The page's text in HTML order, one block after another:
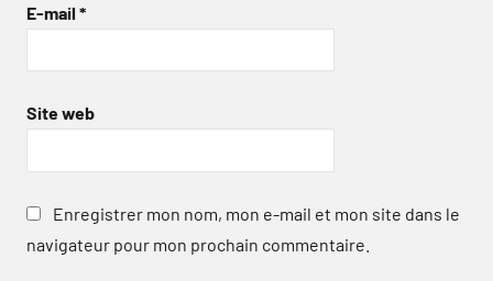
E-mail *
Site web
Enregistrer mon nom, mon e-mail et mon site dans le
navigateur pour mon prochain commentaire.